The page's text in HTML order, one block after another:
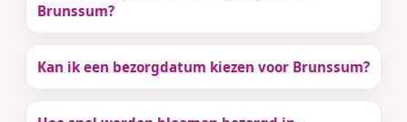
Brunssum?
Kan ik een bezorgdatum kiezen voor Brunssum?